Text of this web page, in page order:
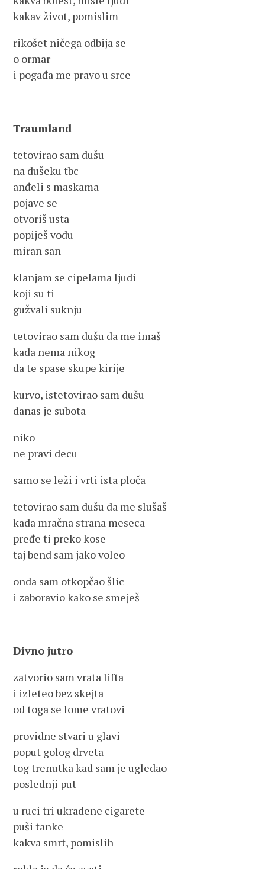
kakav život, pomislim
rikošet ničega odbija se
o ormar
i pogađa me pravo u srce
Traumland
tetovirao sam dušu
na dušeku tbc
anđeli s maskama
pojave se
otvoriš usta
popiješ vodu
miran san
klanjam se cipelama ljudi
koji su ti
gužvali suknju
tetovirao sam dušu da me imaš
kada nema nikog
da te spase skupe kirije
kurvo, istetovirao sam dušu
danas je subota
niko
ne pravi decu
samo se leži i vrti ista ploča
tetovirao sam dušu da me slušaš
kada mračna strana meseca
pređe ti preko kose
taj bend sam jako voleo
onda sam otkopčao šlic
i zaboravio kako se smeješ
Divno jutro
zatvorio sam vrata lifta
i izleteo bez skejta
od toga se lome vratovi
providne stvari u glavi
poput golog drveta
tog trenutka kad sam je ugledao
poslednji put
u ruci tri ukradene cigarete
puši tanke
kakva smrt, pomislih